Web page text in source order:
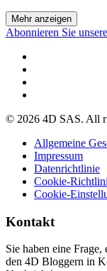
Mehr anzeigen
Abonnieren Sie
© 2026 4D SAS. All
Allgemeine
Impressum
Datenrichtlinie
Cookie-
Cookie-
Kontakt
Sie haben eine
den 4D Bloggern in